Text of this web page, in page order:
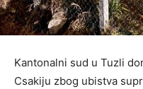
Kantonalni sud u Tuzli
Csakiju zbog ubistva